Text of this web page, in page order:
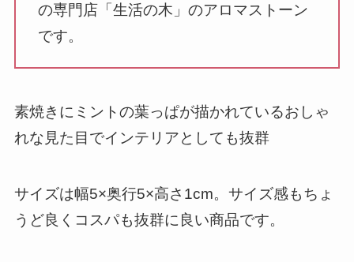
の専門店「生活の木」のアロマストーン
です。
素焼きにミントの葉っぱが描かれているおしゃ
れな見た目でインテリアとしても抜群
サイズは幅5×奥行5×高さ1cm。サイズ感もちょ
うど良くコスパも抜群に良い商品です。